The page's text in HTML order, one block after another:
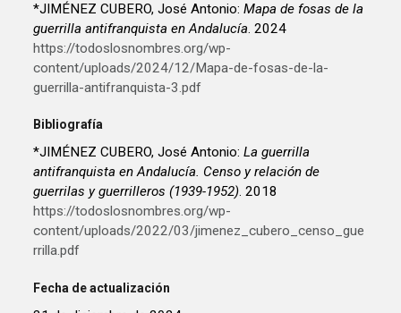
*JIMÉNEZ CUBERO, José Antonio:Mapa de fosas de la
guerrilla antifranquista en Andalucía. 2024
https://todoslosnombres.org/wp-
content/uploads/2024/12/Mapa-de-fosas-de-la-
guerrilla-antifranquista-3.pdf
Bibliografía
*JIMÉNEZ CUBERO, José Antonio:La guerrilla
antifranquista en Andalucía. Censo y relación de
guerrilas y guerrilleros (1939-1952). 2018
https://todoslosnombres.org/wp-
content/uploads/2022/03/jimenez_cubero_censo_gue
rrilla.pdf
Fecha de actualización